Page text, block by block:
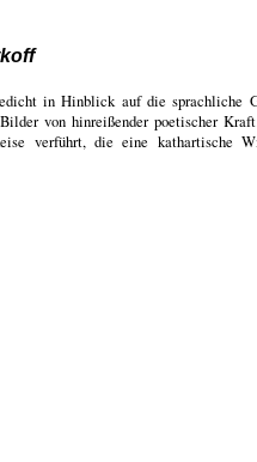
in Hinblick auf die sprachliche
von hinreißender poetischer
verführt, die eine kathartische